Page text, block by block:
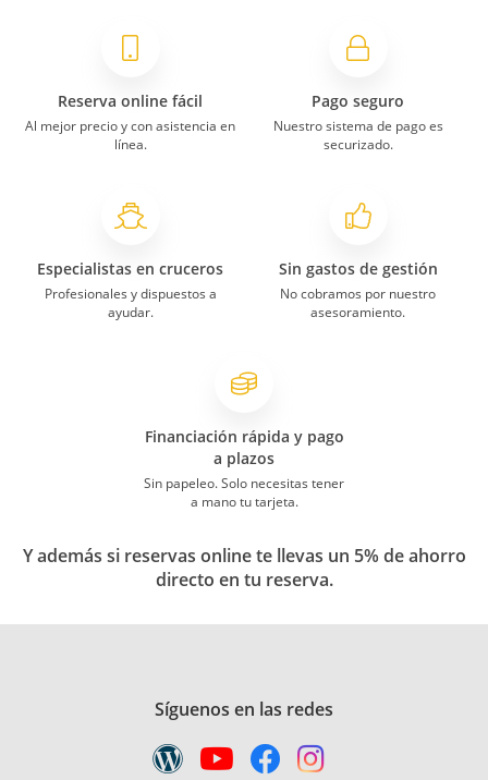
Reserva online fácil
Al mejor precio y con asistencia en
línea.
Pago seguro
Nuestro sistema de pago es
securizado.
Especialistas en cruceros
Profesionales y dispuestos a
ayudar.
Sin gastos de gestión
No cobramos por nuestro
asesoramiento.
Financiación rápida y pago
a plazos
Sin papeleo. Solo necesitas tener
a mano tu tarjeta.
Y además si reservas online te llevas un 5% de ahorro
directo en tu reserva.
Síguenos en las redes